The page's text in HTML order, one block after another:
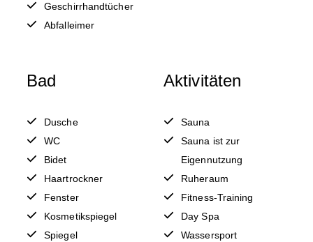
Geschirrhandtücher
Abfalleimer
Bad
Dusche
WC
Bidet
Haartrockner
Fenster
Kosmetikspiegel
Spiegel
Aktivitäten
Sauna
Sauna ist zur
Eigennutzung
Ruheraum
Fitness-Training
Day Spa
Wassersport